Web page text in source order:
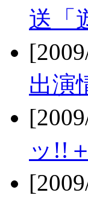
送「
出演
ッ!!